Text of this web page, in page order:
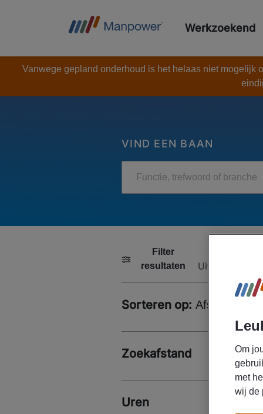
Werkzoekend
Vanwege gepland onderhoud is het helaas niet mogelijk
VIND EEN BAAN
Functie, trefwoord of branche
Filter
resultaten
Uitklappen
Sorteren op: Afstand
Zoekafstand
Uren
Om
met
wij de